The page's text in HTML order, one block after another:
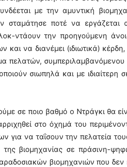
με την αμυντική
σταμάτησε ποτέ να
ντάουν την προηγούμενη
και να διανέμει (ιδιωτικά)
πελατών, συμπεριλαμβανόμενου
σιωπηλά και με ιδιαίτερη
σε ποιο βαθμό ο Ντράγκι θα
στο όχημά του
για να ταΐσουν την πελατεία
της βιομηχανίας σε πράσινη-
βιομηχανιών που